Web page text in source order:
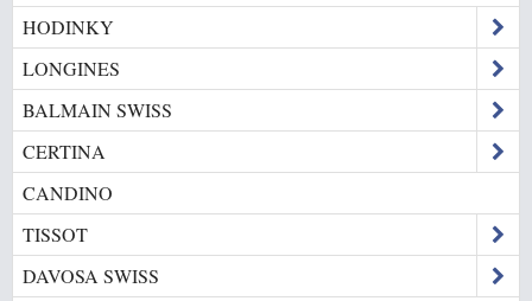
HODINKY
LONGINES
BALMAIN SWISS
CERTINA
CANDINO
TISSOT
DAVOSA SWISS